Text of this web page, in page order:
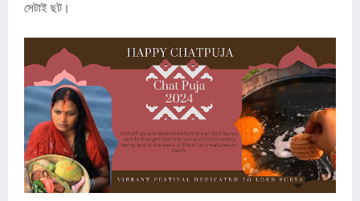
সেটাই ছট।